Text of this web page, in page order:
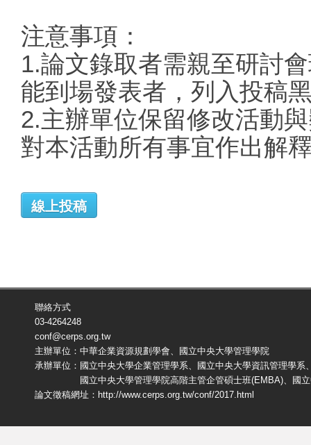
注意事項：
1.論文錄取者需親至研討
能到場發表者，列入投稿
2.主辦單位保留修改活動
對本活動所有事宜作出解
線上投稿
聯絡方式
03-4264248
conf@cerps.org.tw
主辦單位：中華企業資源規劃學會、國立中央大學管理學院
承辦單位：國立中央大學企業管理學系、國立中央大學資訊管理學
國立中央大學管理學院高階主管企管碩士班(EMBA)、國立中
論文徵稿網址： http://www.cerps.org.tw/conf/2017.html